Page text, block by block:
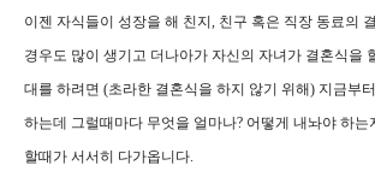
이젠 자식들이 성장을 해 친지, 친구 혹은 직장 동료의
경우도 많이 생기고 더나아가 자신의 자녀가 결혼식을
대를 하려면 (초라한 결혼식을 하지 않기 위해) 지금부
하는데 그럴때마다 무엇을 얼마나? 어떻게 내놔야 하는
할때가 서서히 다가옵니다.